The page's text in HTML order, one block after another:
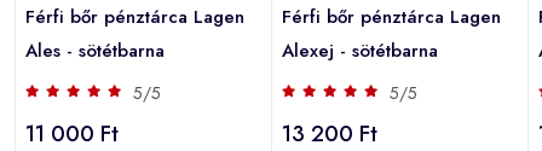
Férfi bőr pénztárca Lagen
Ales - sötétbarna
5/5
11 000 Ft
Férfi bőr pénztárca Lagen
Alexej - sötétbarna
5/5
13 200 Ft